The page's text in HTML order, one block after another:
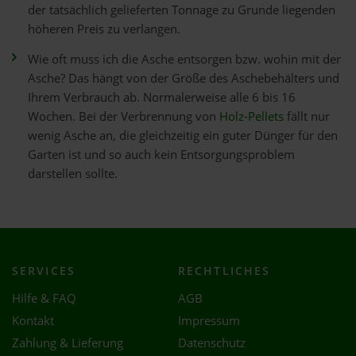
der tatsächlich gelieferten Tonnage zu Grunde liegenden
höheren Preis zu verlangen.
Wie oft muss ich die Asche entsorgen bzw. wohin mit der
Asche? Das hängt von der Größe des Aschebehälters und
Ihrem Verbrauch ab. Normalerweise alle 6 bis 16
Wochen. Bei der Verbrennung von Holz-Pelletsfällt nur
wenig Asche an, die gleichzeitig ein guter Dünger für den
Garten ist und so auch kein Entsorgungsproblem
darstellen sollte.
SERVICES
Hilfe & FAQ
Kontakt
Zahlung & Lieferung
RECHTLICHES
AGB
Impressum
Datenschutz